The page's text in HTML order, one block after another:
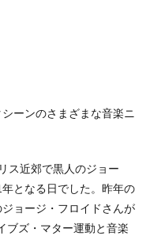
ーンのさまざまな音楽ニ
ス近郊で黒人のジョー
となる日でした。昨年の
ョージ・フロイドさんが
ブズ・マター運動と音楽